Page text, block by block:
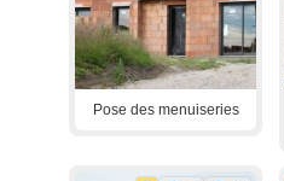
Pose des menuiseries